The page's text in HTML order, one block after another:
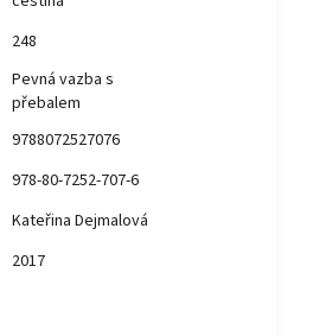
248
Pevná vazba s
přebalem
9788072527076
978-80-7252-707-6
Kateřina Dejmalová
2017